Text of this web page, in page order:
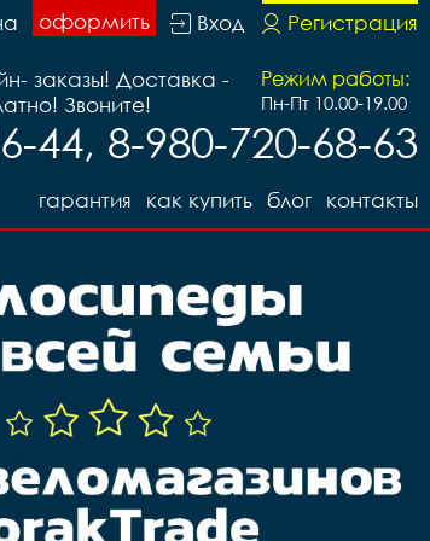
Регистрация
Вход
оформить
Режим работы:
Пн-Пт 10.00-19.00
заказы! Доставка -
Звоните!
44, 8-980-720-68-63
контакты
блог
как купить
гарантия